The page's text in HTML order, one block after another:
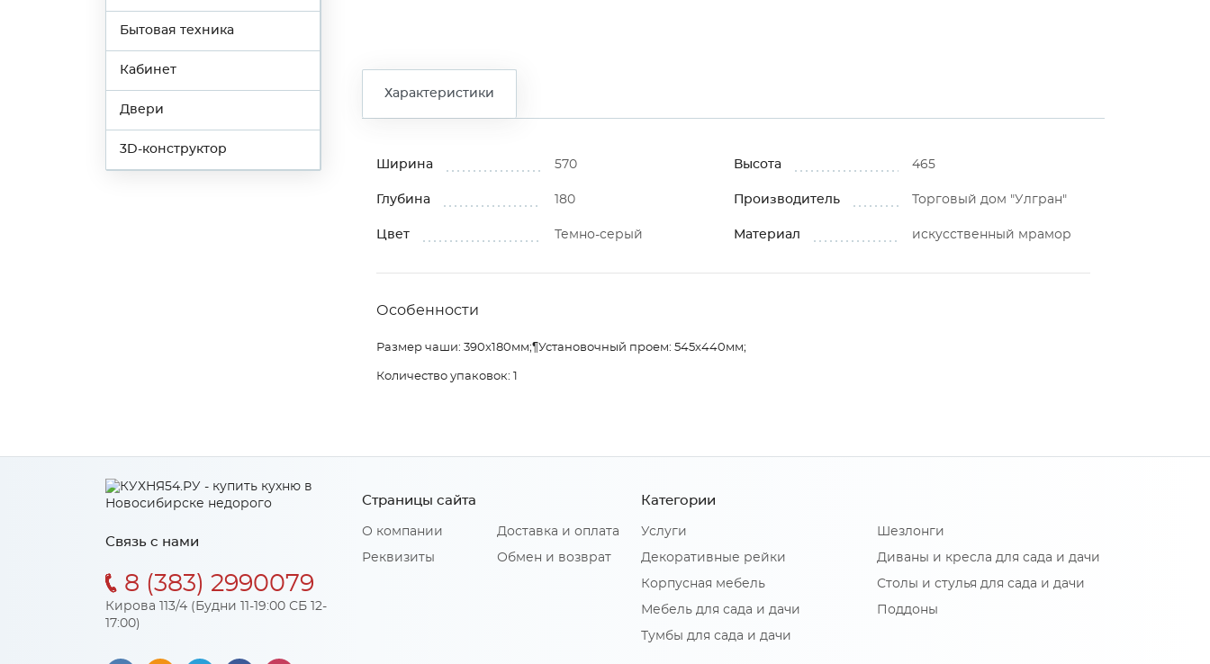
Бытовая техника
Кабинет
Двери
3D-конструктор
Характеристики
Ширина 570 Высота 465
Глубина 180 Производитель Торговый дом "Улгран"
Цвет Темно-серый Материал искусственный мрамор
Особенности
Размер чаши: 390х180мм;¶Установочный проем: 545х440мм;
Количество упаковок: 1
Связь с нами
8 (383) 2990079
Кирова 113/4 (Будни 11-19:00 СБ 12-
17:00)
Страницы сайта
О компании
Реквизиты
Доставка и оплата
Обмен и возврат
Категории
Услуги
Декоративные рейки
Корпусная мебель
Мебель для сада и дачи
Тумбы для сада и дачи
Шезлонги
Диваны и кресла для сада и дачи
Столы и стулья для сада и дачи
Поддоны